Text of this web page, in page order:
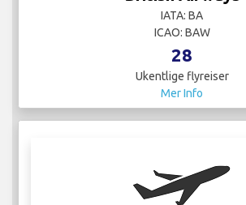
IATA: BA
ICAO: BAW
28
Ukentlige flyreiser
Mer Info